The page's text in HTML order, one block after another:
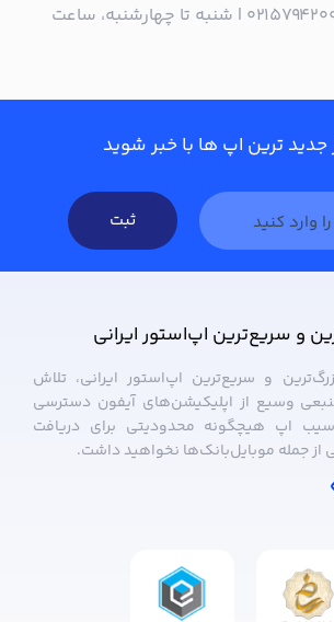
تلفن پشتیبانی ۰۲۱۵۷۹۴۲۰۰۰ | شنبه تا چهارشنبه، ساعت
جدید ترین اپ ها با خبر شوید
ثبت
و سریع‌ترین اپ‌استور ایرانی
و سریع‌ترین اپ‌استور ایرانی، تلاش
وسیع از اپلیکیشن‌های آیفون دسترسی
‌اپ هیچگونه محدودیتی برای دریافت
از جمله موبایل‌بانک‌ها نخواهید داشت.